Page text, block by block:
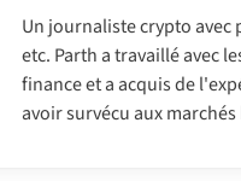
Un journaliste crypto avec
etc. Parth a travaillé avec
finance et a acquis de
avoir survécu aux